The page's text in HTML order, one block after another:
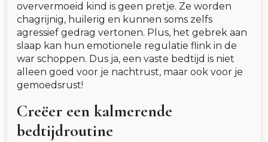
oververmoeid kind is geen pretje. Ze worden
chagrijnig, huilerig en kunnen soms zelfs
agressief gedrag vertonen. Plus, het gebrek aan
slaap kan hun emotionele regulatie flink in de
war schoppen. Dus ja, een vaste bedtijd is niet
alleen goed voor je nachtrust, maar ook voor je
gemoedsrust!
Creëer een kalmerende
bedtijdroutine